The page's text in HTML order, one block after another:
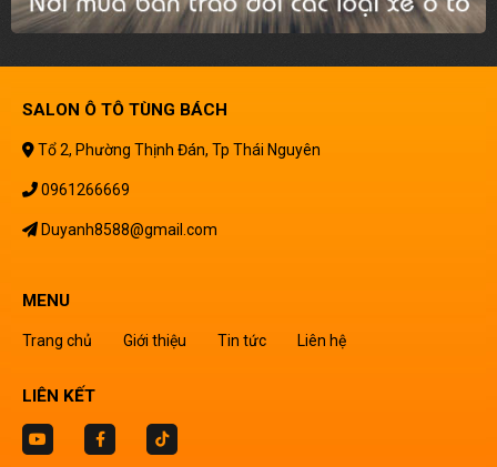
SALON Ô TÔ TÙNG BÁCH
Tổ 2, Phường Thịnh Đán, Tp Thái Nguyên
0961266669
Duyanh8588@gmail.com
MENU
Trang chủ Giới thiệu Tin tức Liên hệ
LIÊN KẾT